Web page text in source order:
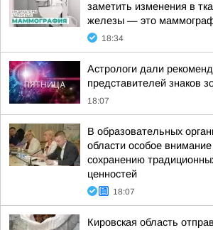
заметить изменения в
железы — это
18:34
Астрологи дали
представителей знаков
18:07
В образовательных
области особое
сохранению
ценностей
18:07
Кировская область